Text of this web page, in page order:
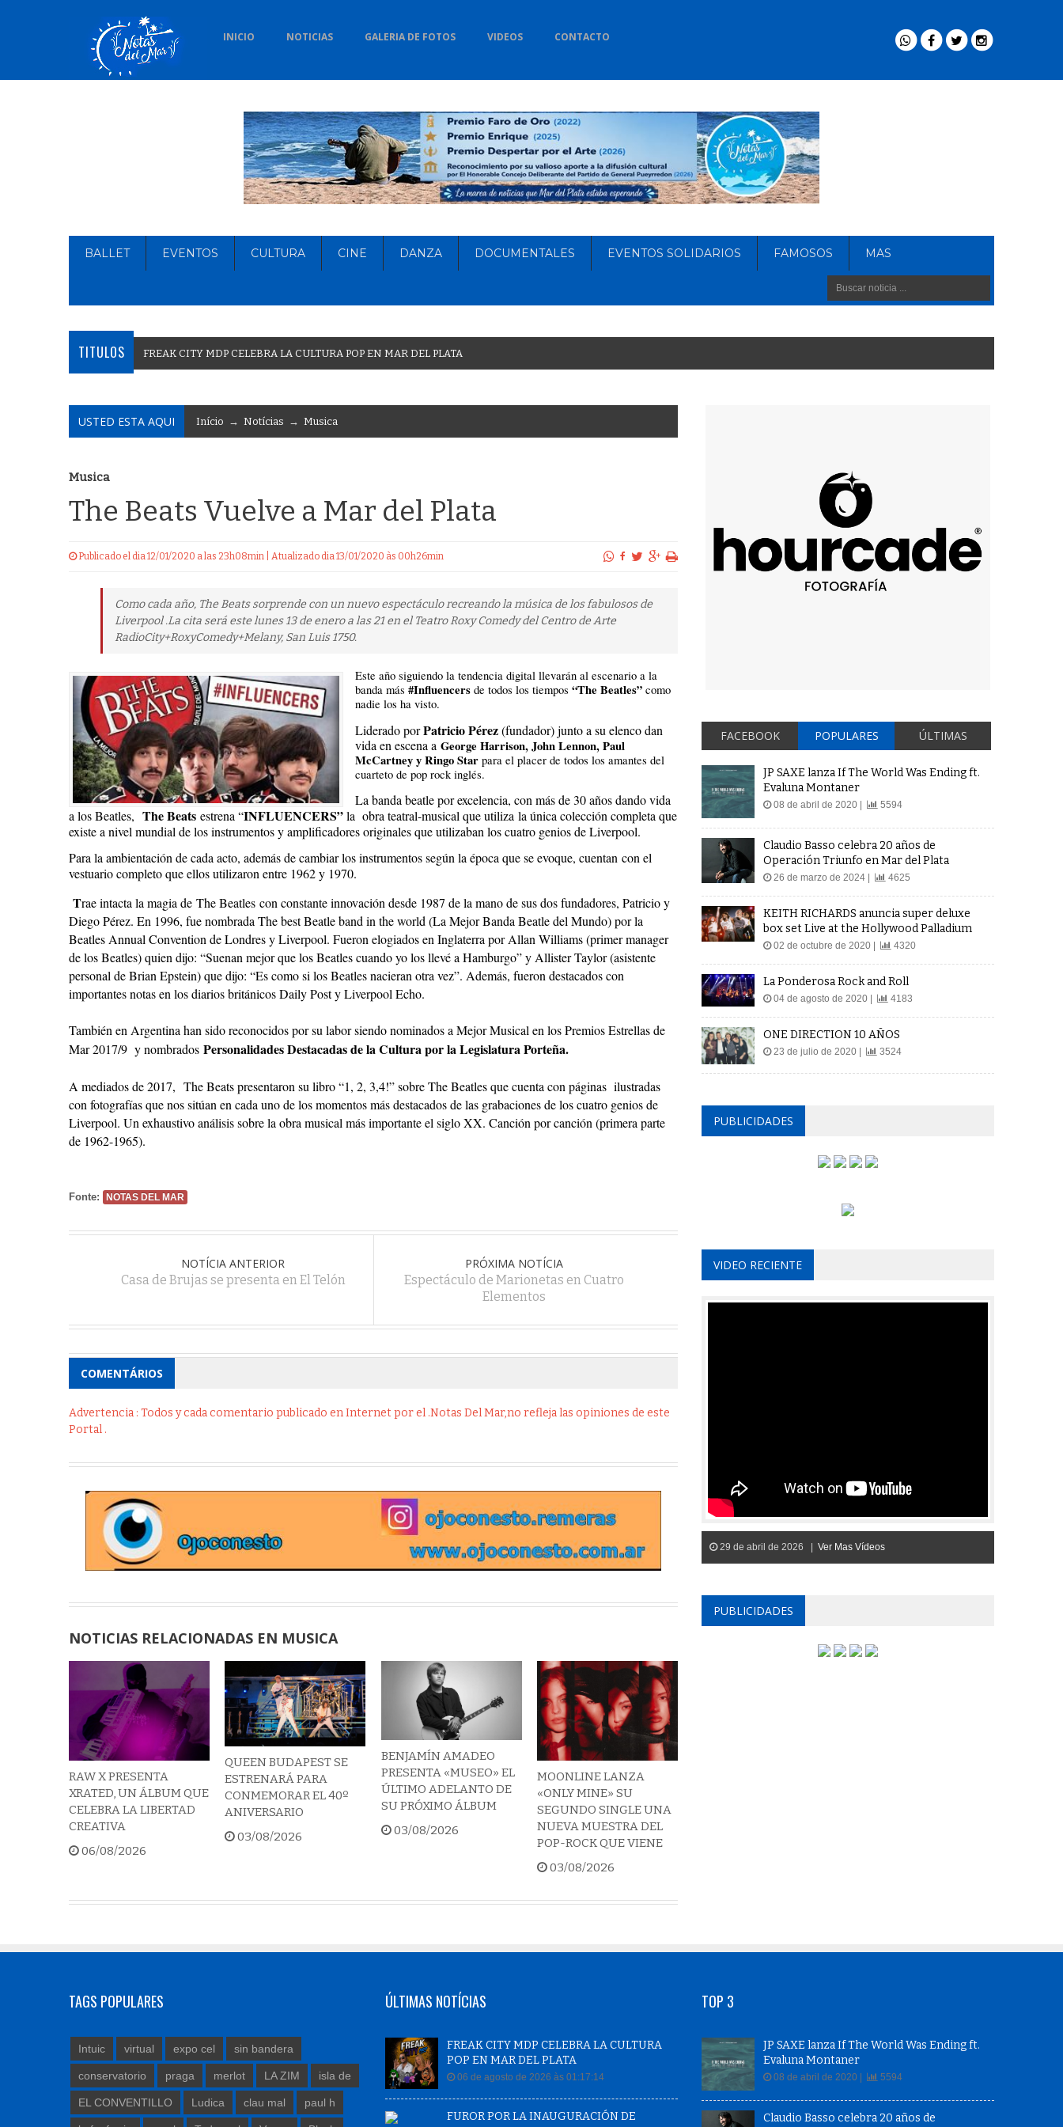
INICIO NOTICIAS GALERIA DE FOTOS VIDEOS CONTACTO
BALLET EVENTOS CULTURA CINE DANZA DOCUMENTALES EVENTOS SOLIDARIOS FAMOSOS MAS
TITULOS FREAK CITY MDP CELEBRA LA CULTURA POP EN MAR DEL PLATA
USTED ESTA AQUI Início → Notícias → Musica
Musica
The Beats Vuelve a Mar del Plata
Publicado el dia 12/01/2020 a las 23h08min | Atualizado dia 13/01/2020 às 00h26min
Como cada año, The Beats sorprende con un nuevo espectáculo recreando la música de los fabulosos de
Liverpool .La cita será este lunes 13 de enero a las 21 en el Teatro Roxy Comedy del Centro de Arte
RadioCity+RoxyComedy+Melany, San Luis 1750.
Este año siguiendo la tendencia digital llevarán al escenario a la
banda más #Influencersde todos los tiempos “The Beatles”como
nadie los ha visto.
Liderado porPatricio Pérez(fundador) junto a su elenco dan
vida en escena a George Harrison, John Lennon, Paul
McCartney y Ringo Star para el placer de todos los amantes del
cuarteto de pop rock inglés.
La banda beatle por excelencia, con más de 30 años dando vida
a los Beatles, The Beats estrena “INFLUENCERS”la obra teatral-musical que utiliza la única colección completa que
existe a nivel mundial de los instrumentos y amplificadores originales que utilizaban los cuatro genios de Liverpool.
Para la ambientación de cada acto, además de cambiar los instrumentos según la época que se evoque, cuentan con el
vestuario completo que ellos utilizaron entre 1962 y 1970.
Trae intacta la magia de The Beatles con constante innovación desde 1987 de la mano de sus dos fundadores, Patricio y
Diego Pérez. En 1996, fue nombrada The best Beatle band in the world (La Mejor Banda Beatle del Mundo) por la
Beatles Annual Convention de Londres y Liverpool. Fueron elogiados en Inglaterra por Allan Williams (primer manager
de los Beatles) quien dijo: “Suenan mejor que los Beatles cuando yo los llevé a Hamburgo” y Allister Taylor (asistente
personal de Brian Epstein) que dijo: “Es como si los Beatles nacieran otra vez”. Además, fueron destacados con
importantes notas en los diarios británicos Daily Post y Liverpool Echo.
También en Argentina han sido reconocidos por su labor siendo nominados a Mejor Musical en los Premios Estrellas de
Mar 2017/9 y nombrados Personalidades Destacadas de la Cultura por la Legislatura Porteña.
A mediados de 2017, The Beats presentaron su libro “1, 2, 3,4!” sobre The Beatles que cuenta con páginas ilustradas
con fotografías que nos sitúan en cada uno de los momentos más destacados de las grabaciones de los cuatro genios de
Liverpool. Un exhaustivo análisis sobre la obra musical más importante el siglo XX. Canción por canción (primera parte
de 1962-1965).
Fonte: NOTAS DEL MAR
NOTÍCIA ANTERIOR
Casa de Brujas se presenta en El Telón
PRÓXIMA NOTÍCIA
Espectáculo de Marionetas en Cuatro
Elementos
COMENTÁRIOS
Advertencia : Todos y cada comentario publicado en Internet por el .Notas Del Mar,no refleja las opiniones de este
Portal .
NOTICIAS RELACIONADAS EN MUSICA
RAW X PRESENTA
XRATED, UN ÁLBUM QUE
CELEBRA LA LIBERTAD
CREATIVA
06/08/2026
QUEEN BUDAPEST SE
ESTRENARÁ PARA
CONMEMORAR EL 40º
ANIVERSARIO
03/08/2026
BENJAMÍN AMADEO
PRESENTA «MUSEO» EL
ÚLTIMO ADELANTO DE
SU PRÓXIMO ÁLBUM
03/08/2026
MOONLINE LANZA
«ONLY MINE» SU
SEGUNDO SINGLE UNA
NUEVA MUESTRA DEL
POP-ROCK QUE VIENE
03/08/2026
FACEBOOK POPULARES ÚLTIMAS
JP SAXE lanza If The World Was Ending ft.
Evaluna Montaner
08 de abril de 2020 | 5594
Claudio Basso celebra 20 años de
Operación Triunfo en Mar del Plata
26 de marzo de 2024 | 4625
KEITH RICHARDS anuncia super deluxe
box set Live at the Hollywood Palladium
02 de octubre de 2020 | 4320
La Ponderosa Rock and Roll
04 de agosto de 2020 | 4183
ONE DIRECTION 10 AÑOS
23 de julio de 2020 | 3524
PUBLICIDADES
VIDEO RECIENTE
29 de abril de 2026 | Ver Mas Vídeos
PUBLICIDADES
TAGS POPULARES
Intuic virtual expo cel sin bandera
conservatorio praga merlot LA ZIM isla de
EL CONVENTILLO Ludica clau mal paul h
ÚLTIMAS NOTÍCIAS
FREAK CITY MDP CELEBRA LA CULTURA
POP EN MAR DEL PLATA
06 de agosto de 2026 às 01:17:14
FUROR POR LA INAUGURACIÓN DE
TOP 3
JP SAXE lanza If The World Was Ending ft.
Evaluna Montaner
08 de abril de 2020 | 5594
Claudio Basso celebra 20 años de